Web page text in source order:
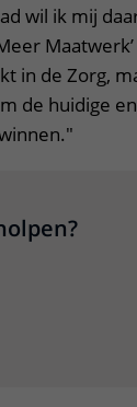
wil ik mij
in de Zorg,
de huidige